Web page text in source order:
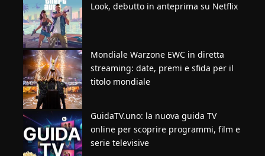
Look, debutto in anteprima su Netflix
Mondiale Warzone EWC in diretta
streaming: date, premi e sfida per il
titolo mondiale
GuidaTV.uno: la nuova guida TV
online per scoprire programmi, film e
serie televisive